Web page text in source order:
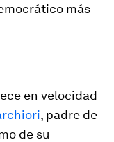
más
en velocidad
, padre de
de su